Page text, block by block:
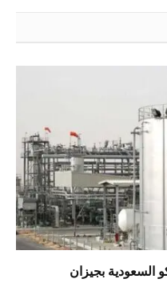
السعودية بجيزان